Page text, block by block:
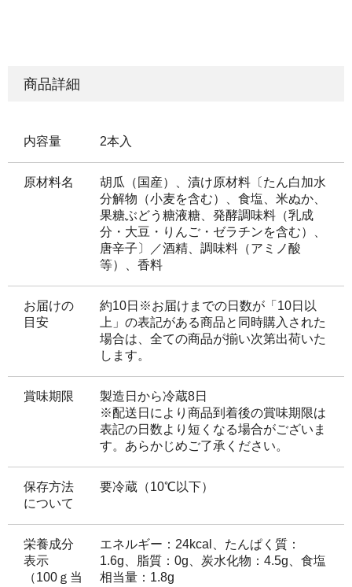
商品詳細
内容量 2本入
原材料名
胡瓜（国産）、漬け原材料〔たん白加水
分解物（小麦を含む）、食塩、米ぬか、
果糖ぶどう糖液糖、発酵調味料（乳成
分・大豆・りんご・ゼラチンを含む）、
唐辛子〕／酒精、調味料（アミノ酸
等）、香料
お届けの
目安
約10日※お届けまでの日数が「10日以
上」の表記がある商品と同時購入された
場合は、全ての商品が揃い次第出荷いた
します。
賞味期限
製造日から冷蔵8日
※配送日により商品到着後の賞味期限は
表記の日数より短くなる場合がございま
す。あらかじめご了承ください。
保存方法
について
要冷蔵（10℃以下）
栄養成分
表示
（100ｇ当
エネルギー：24kcal、たんぱく質：
1.6g、脂質：0g、炭水化物：4.5g、食塩
相当量：1.8g